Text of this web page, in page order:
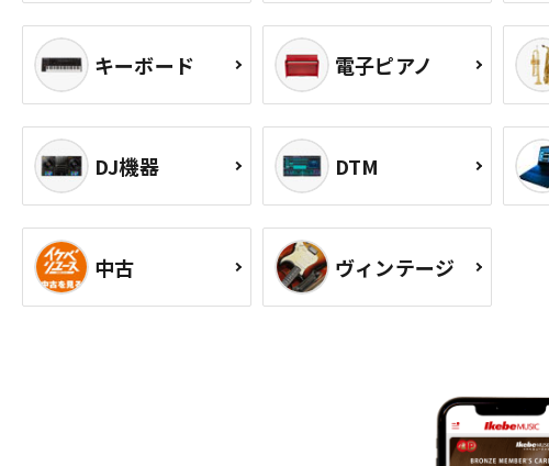
キーボード 電子ピアノ
DJ機器 DTM
中古 ヴィンテージ